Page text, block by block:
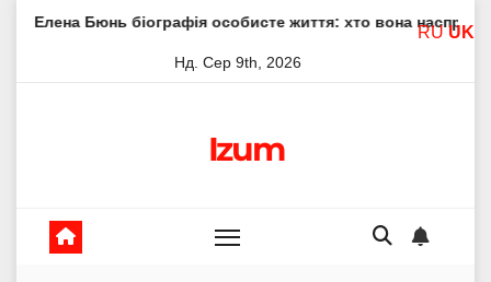
особисте життя: хто вона насправді Елена
Нд. Сер 9th, 2026
Izum
RU UK